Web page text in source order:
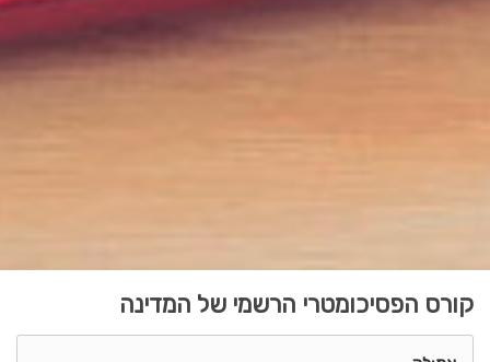
קורס הפסיכומטרי הרשמי של המדינה